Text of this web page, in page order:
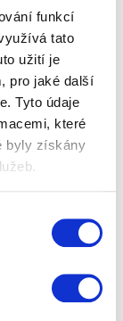
funkcí
tato
užití je
pro jaké další
Tyto údaje
které
byly získány
více